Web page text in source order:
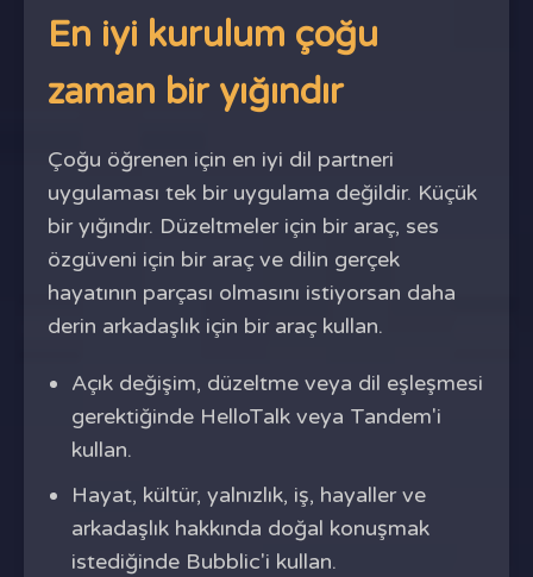
En iyi kurulum çoğu
zaman bir yığındır
Çoğu öğrenen için en iyi dil partneri
uygulaması tek bir uygulama değildir. Küçük
bir yığındır. Düzeltmeler için bir araç, ses
özgüveni için bir araç ve dilin gerçek
hayatının parçası olmasını istiyorsan daha
derin arkadaşlık için bir araç kullan.
Açık değişim, düzeltme veya dil eşleşmesi
gerektiğinde HelloTalk veya Tandem'i
kullan.
Hayat, kültür, yalnızlık, iş, hayaller ve
arkadaşlık hakkında doğal konuşmak
istediğinde Bubblic'i kullan.